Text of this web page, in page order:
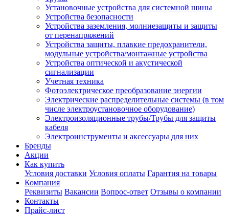
Установочные устройства для системной шины
Устройства безопасности
Устройства заземления, молниезащиты и защиты
от перенапряжений
Устройства защиты, плавкие предохранители,
модульные устройства/монтажные устройства
Устройства оптической и акустической
сигнализации
Учетная техника
Фотоэлектрическое преобразование энергии
Электрические распределительные системы (в том
числе электроустановочное оборудование)
Электроизоляционные трубы/Трубы для защиты
кабеля
Электроинструменты и аксессуары для них
Бренды
Акции
Как купить
Условия доставки Условия оплаты Гарантия на товары
Компания
Реквизиты Вакансии Вопрос-ответ Отзывы о компании
Контакты
Прайс-лист